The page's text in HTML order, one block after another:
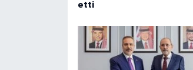
etti